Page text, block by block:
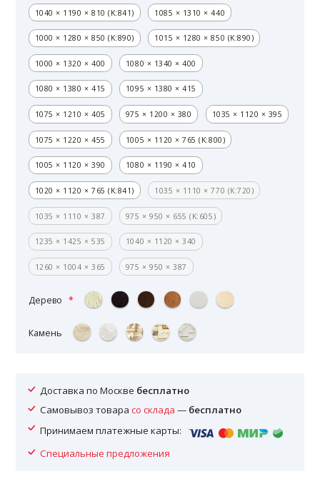
1040 × 1190 × 810 (K:841) 1085 × 1310 × 440
1000 × 1280 × 850 (K:890) 1015 × 1280 × 850 (K:890)
1000 × 1320 × 400 1080 × 1340 × 400
1080 × 1380 × 415 1095 × 1380 × 415
1075 × 1210 × 405 975 × 1200 × 380 1035 × 1120 × 395
1075 × 1220 × 455 1005 × 1120 × 765 (K:800)
1005 × 1120 × 390 1080 × 1190 × 410
1020 × 1120 × 765 (K:841) 1035 × 1110 × 770 (K:720)
1035 × 1110 × 387 975 × 950 × 655 (K:605)
1235 × 1425 × 535 1040 × 1120 × 340
1260 × 1004 × 365 975 × 950 × 387
Дерево
Камень
Доставка по Москве бесплатно
Самовывоз товарасо склада — бесплатно
Принимаем платежные карты:
Специальные предложения